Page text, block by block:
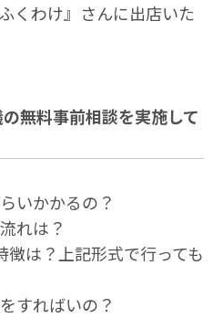
くわけ』さんに出店いた
無料事前相談を実施して
いかかるの？
れは？
徴は？上記形式で行っても
すればいの？